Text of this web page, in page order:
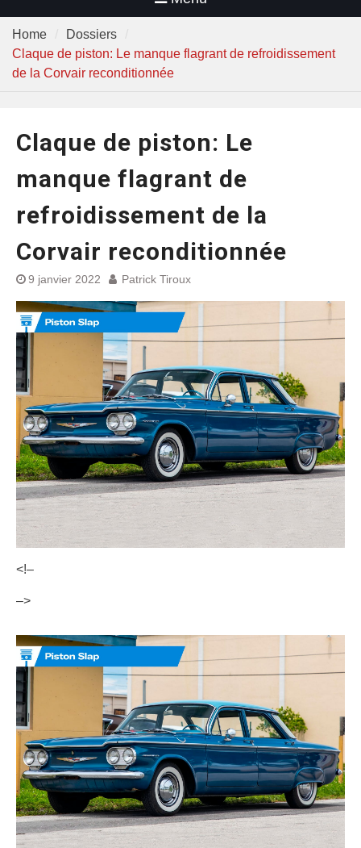
Home
Dossiers
Claque de piston: Le manque flagrant de refroidissement
de la Corvair reconditionnée
Claque de piston: Le
manque flagrant de
refroidissement de la
Corvair reconditionnée
9 janvier 2022 Patrick Tiroux
<!–
–>